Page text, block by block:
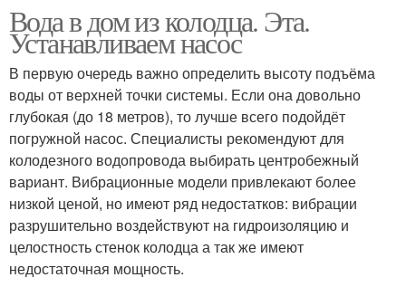
Вода в дом из колодца. Эта.
Устанавливаем насос
В первую очередь важно определить высоту подъёма
воды от верхней точки системы. Если она довольно
глубокая (до 18 метров), то лучше всего подойдёт
погружной насос. Специалисты рекомендуют для
колодезного водопровода выбирать центробежный
вариант. Вибрационные модели привлекают более
низкой ценой, но имеют ряд недостатков: вибрации
разрушительно воздействуют на гидроизоляцию и
целостность стенок колодца а так же имеют
недостаточная мощность.